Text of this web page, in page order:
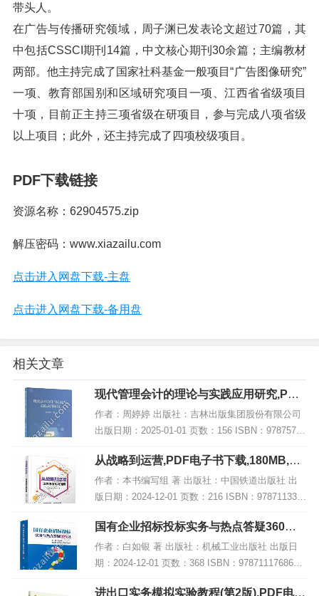
带头人。
在广告与传播研究领域，周子渊已发表论文超过70篇，其
中包括CSSCI期刊14篇，中文核心期刊30余篇；主编教材
两部。他主持完成了国家社科基金一般项目“广告图像研究”
一项、教育部国别和区域研究项目一项、江西省省级项目
十项，目前正主持三项省级在研项目，参与完成八项省级
以上项目；此外，还主持完成了四项校级项目。
PDF下载链接
资源名称：62904575.zip
解压密码：www.xiazailu.com
点击进入网盘下载-主盘
点击进入网盘下载-备用盘
相关文章
现代管理会计的理论与实践应用研究,PDF
电子书下载
作者：周婷婷 出版社：吉林出版集团股份有限公司
出版日期：2025-01-01 页数：156 ISBN：97875731
50196 电子书大小：219MB [高清扫描版PDF格式]
内容简介...
从战略到运营,PDF电子书下载,180MB,网
盘资源
作者：本书编写组 著 出版社：中国铁道出版社 出
版日期：2024-12-01 页数：216 ISBN：978711331
4774 电子书大小：180MB [高清扫描版PDF格式] 内
容简介...
国有企业招标投标实务与热点答疑360问,
PDF电子书下载
作者：白如银 著 出版社：机械工业出版社 出版日
期：2024-12-01 页数：368 ISBN：9787111768678
电子书大小：242MB [高清扫描版PDF格式] 内容简
进出口实务模拟实验教程(第2版),PDF电子